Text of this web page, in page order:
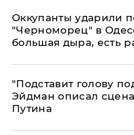
Оккупанты ударили
"Черноморец" в
большая дыра, есть
​"Подставит голову
Эйдман описал
Путина